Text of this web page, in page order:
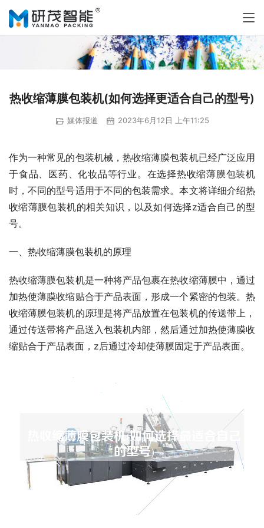
热收缩薄膜包装机(如何选择更适合自己的型号)
媒体报道 2023年6月12日 上午11:25
作为一种常见的包装机械，热收缩薄膜包装机已经广泛应用
于食品、医药、化妆品等行业。在选择热收缩薄膜包装机
时，不同的型号适用于不同的包装需求。本文将详细介绍热
收缩薄膜包装机的相关知识，以及如何选择z适合自己的型
号。
一、热收缩薄膜包装机的原理
热收缩薄膜包装机是一种将产品包裹在热收缩薄膜中，通过
加热使薄膜收缩贴合于产品表面，形成一个紧密的包装。热
收缩薄膜包装机的原理是将产品放置在包装机的传送带上，
通过传送带将产品送入包装机内部，然后通过加热使薄膜收
缩贴合于产品表面，z后通过冷却使薄膜固定于产品表面。